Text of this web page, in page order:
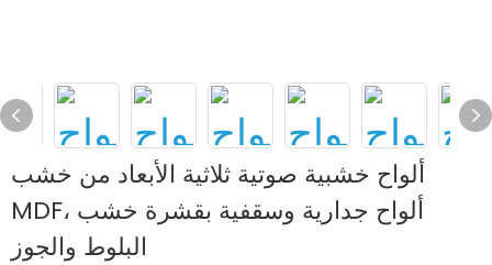
ألواح خشبية صوتية ثلاثية الأبعاد من خشب
MDF، ألواح جدارية وسقفية بقشرة خشب
البلوط والجوز